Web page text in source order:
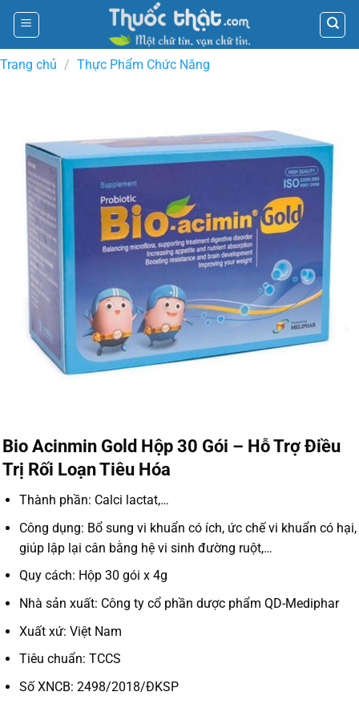
Skip
content
Trang chủ / Thực Phẩm Chức Năng
Bio Acinmin Gold Hộp 30 Gói – Hỗ Trợ Điều
Trị Rối Loạn Tiêu Hóa
Thành phần: Calci lactat,…
Công dụng: Bổ sung vi khuẩn có ích, ức chế vi khuẩn có hại,
giúp lập lại cân bằng hệ vi sinh đường ruột,…
Quy cách: Hộp 30 gói x 4g
Nhà sản xuất: Công ty cổ phần dược phẩm QD-Mediphar
Xuất xứ: Việt Nam
Tiêu chuẩn: TCCS
Số XNCB: 2498/2018/ĐKSP